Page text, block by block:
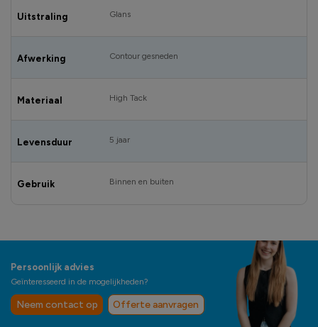
Uitstraling Glans
Afwerking Contour gesneden
Materiaal High Tack
Levensduur 5 jaar
Gebruik Binnen en buiten
Persoonlijk advies
Geïnteresseerd in de mogelijkheden?
Neem contact op Offerte aanvragen